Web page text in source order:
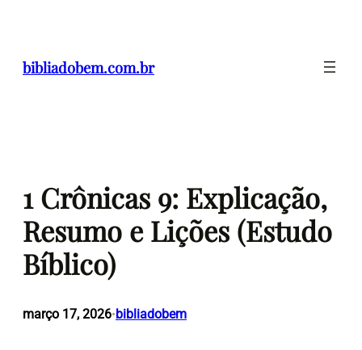
conteúdo
bibliadobem.com.br
1 Crônicas 9: Explicação,
Resumo e Lições (Estudo
Bíblico)
março 17, 2026•bibliadobem